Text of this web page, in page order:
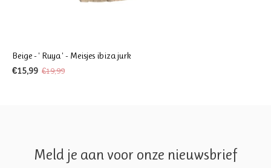
Beige - ' Ruya ' - Meisjes ibiza jurk
€15,99 €19,99
Meld je aan voor onze nieuwsbrief